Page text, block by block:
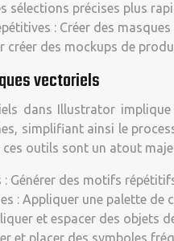
sélections précises plus
: Créer des
des mockups de
vectoriels
dans Illustrator
simplifiant ainsi le
outils sont un atout
Générer des motifs
: Appliquer une palette de
et espacer des objets
et placer des symboles